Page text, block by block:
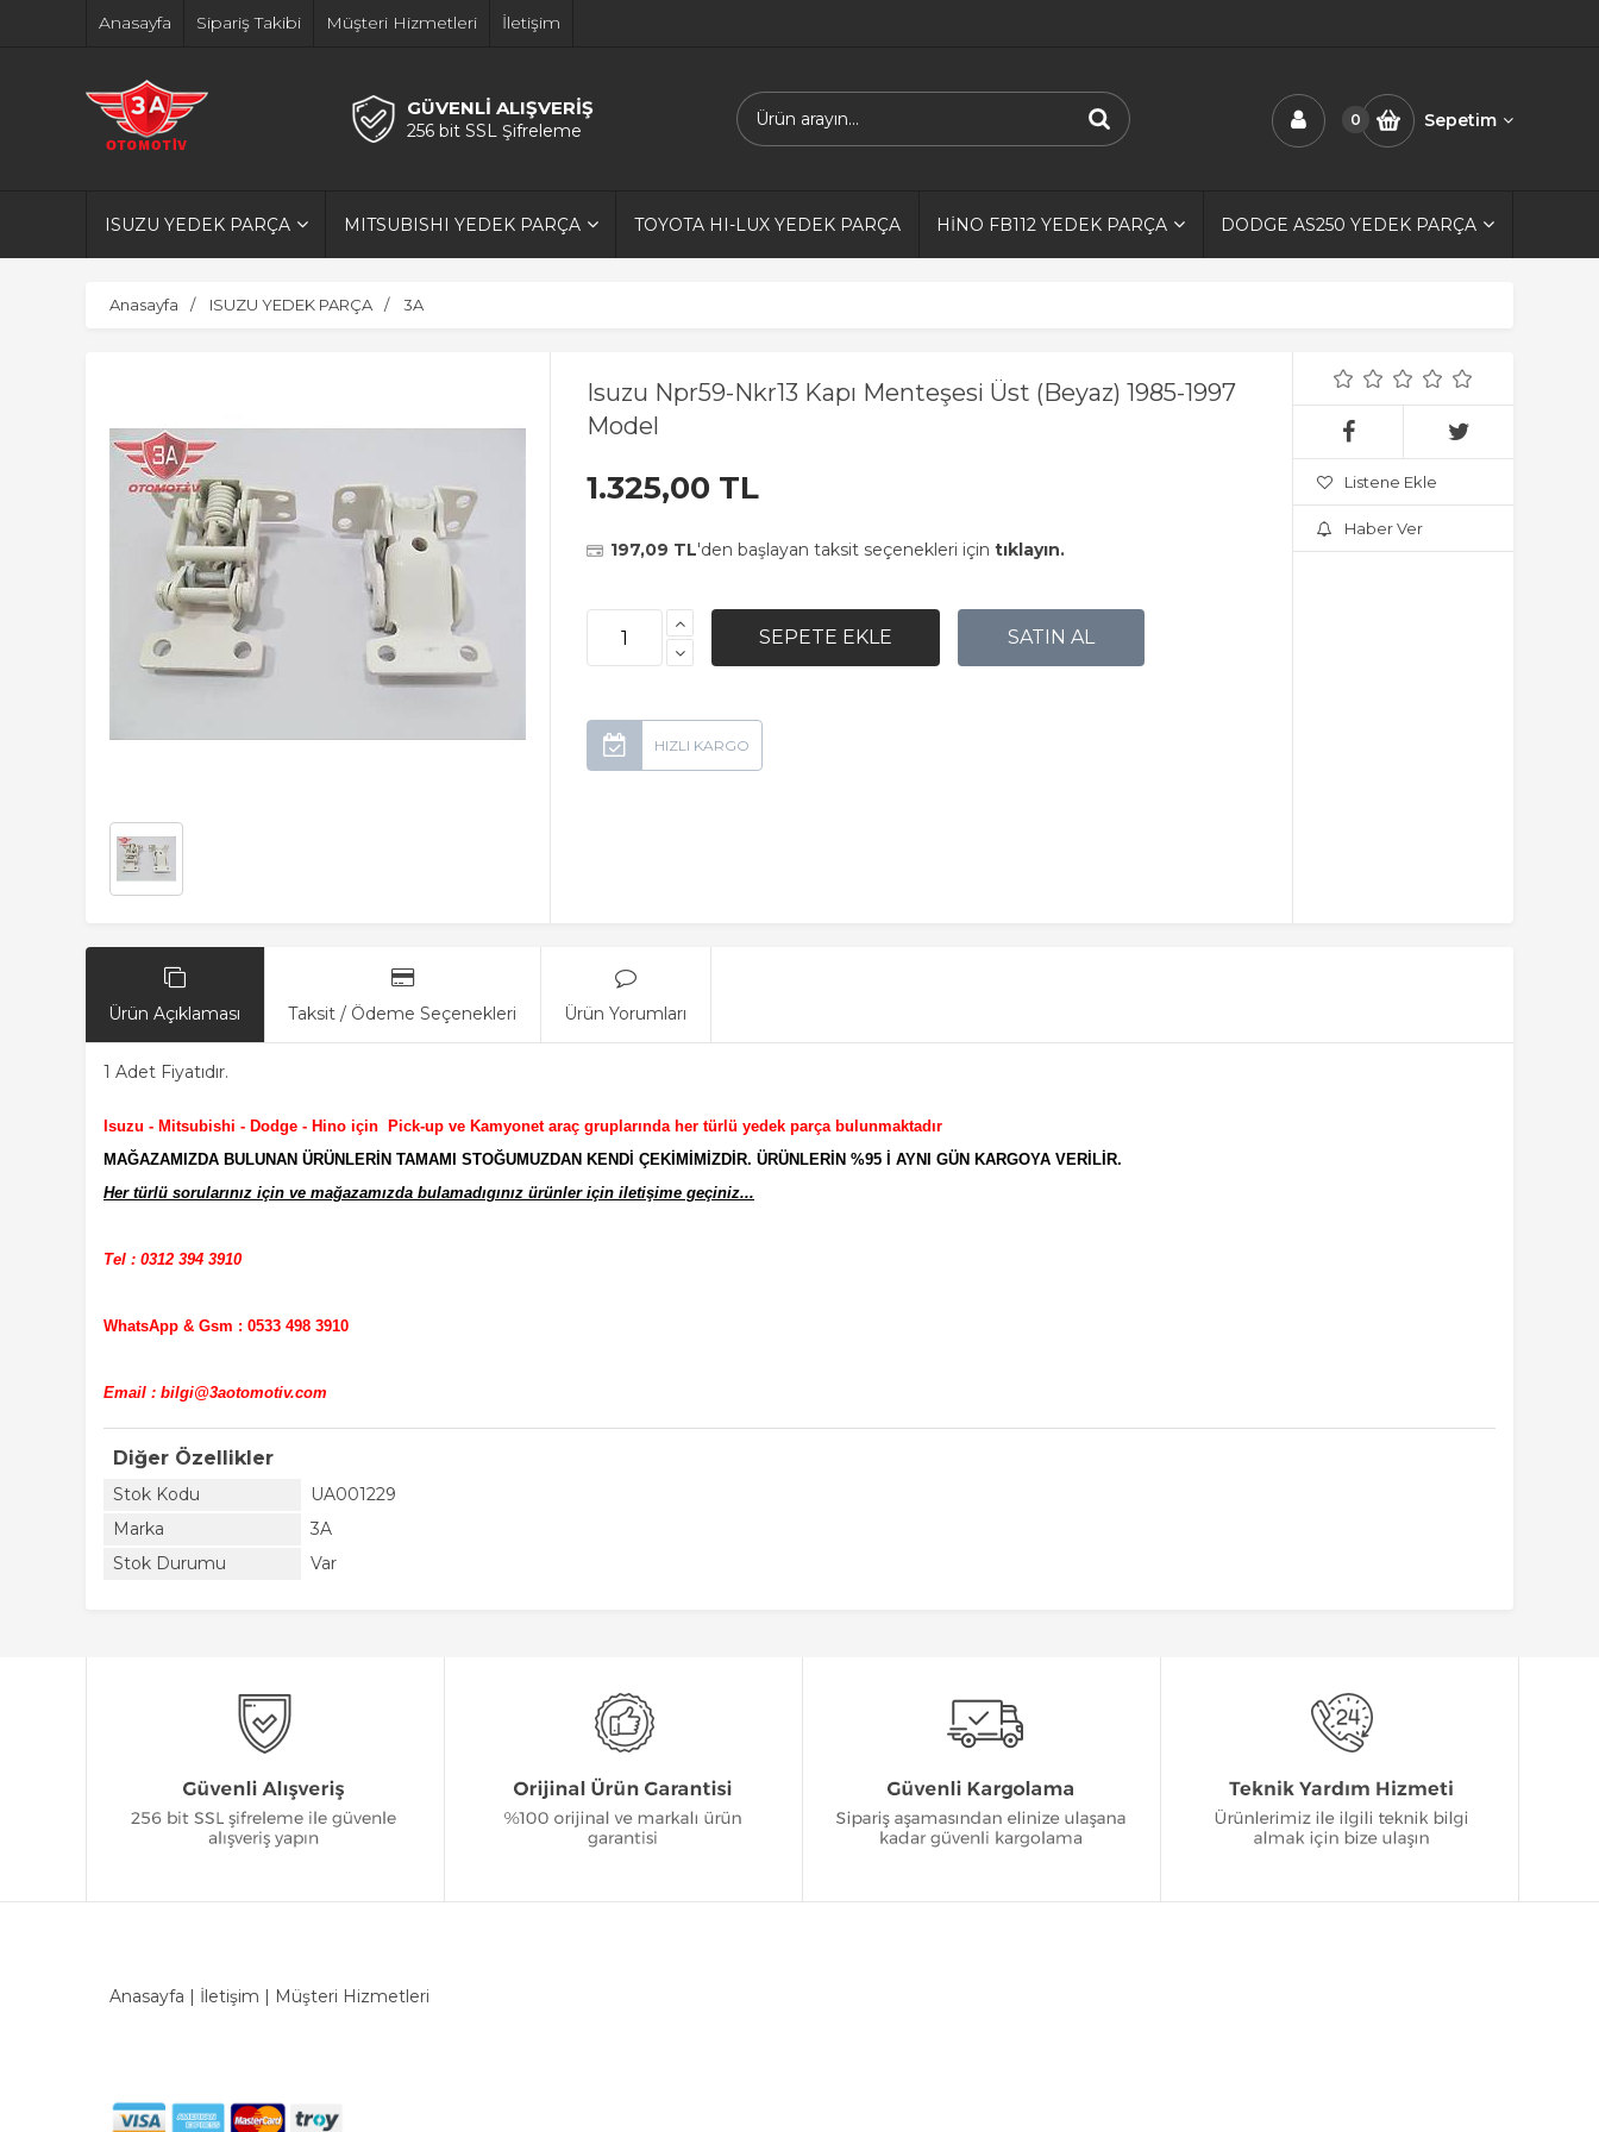
Anasayfa Sipariş Takibi Müşteri Hizmetleri İletişim
GÜVENLİ ALIŞVERİŞ
256 bit SSL Şifreleme
0 Sepetim
ISUZU YEDEK PARÇA MITSUBISHI YEDEK PARÇA TOYOTA HI-LUX YEDEK PARÇA HİNO FB112 YEDEK PARÇA DODGE AS250 YEDEK PARÇA
Anasayfa ISUZU YEDEK PARÇA 3A
Isuzu Npr59-Nkr13 Kapı Menteşesi Üst (Beyaz) 1985-1997
Model
1.325,00 TL
197,09 TL'den başlayan taksit seçenekleri için tıklayın.
Listene Ekle
Haber Ver
Ürün Açıklaması Taksit / Ödeme Seçenekleri Ürün Yorumları
1 Adet Fiyatıdır.
Isuzu - Mitsubishi - Dodge - Hino için Pick-up ve Kamyonet araç gruplarında her türlü yedek parça bulunmaktadır
MAĞAZAMIZDA BULUNAN ÜRÜNLERİN TAMAMI STOĞUMUZDAN KENDİ ÇEKİMİMİZDİR. ÜRÜNLERİN %95 İ AYNI GÜN KARGOYA VERİLİR.
Her türlü sorularınız için ve mağazamızda bulamadıgınız ürünler için iletişime geçiniz...
Tel : 0312 394 3910
WhatsApp & Gsm : 0533 498 3910
Email : bilgi@3aotomotiv.com
Diğer Özellikler
Stok Kodu
UA001229
Marka
3A
Stok Durumu
Var
Anasayfa | İletişim | Müşteri Hizmetleri